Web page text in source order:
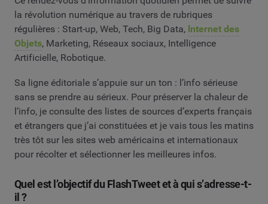
la révolution numérique au travers de rubriques
régulières : Start-up, Web, Tech, Big Data, lnternet des
Objets, Marketing, Réseaux sociaux, Intelligence
Artificielle, Robotique.
Sa ligne éditoriale s’appuie sur un ton : l’info sérieuse
sans se prendre au sérieux. Pour préserver la chaleur de
l’info, je consulte des listes de sources d’experts français
et étrangers que j’ai constituées et je vais tous les matins
très tôt sur les sites web américains et internationaux
pour récolter et sélectionner les meilleures infos.
Quel est l’objectif du FlashTweet et à qui s’adresse-t-
il ?